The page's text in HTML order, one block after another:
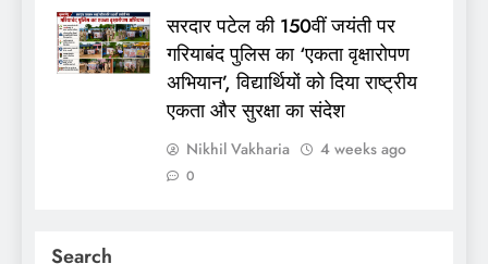
सरदार पटेल की 150वीं जयंती पर
गरियाबंद पुलिस का ‘एकता वृक्षारोपण
अभियान’, विद्यार्थियों को दिया राष्ट्रीय
एकता और सुरक्षा का संदेश
Nikhil Vakharia 4 weeks ago
0
Search